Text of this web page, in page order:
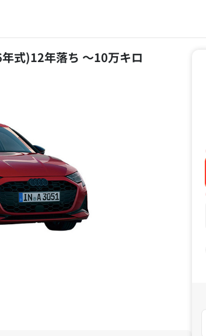
式)12年落ち ～10万キロ